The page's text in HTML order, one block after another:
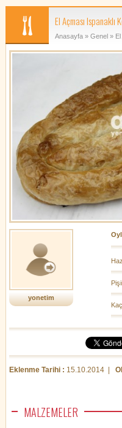
El Açması Ispanaklı
Anasayfa» Genel» El
yonetim
Eklenme Tarihi : 15.10.2014 |
MALZEMELER